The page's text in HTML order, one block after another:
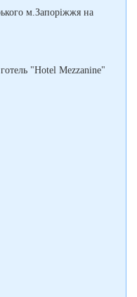
м.Запоріжжя на
"Hotel Mezzanine"